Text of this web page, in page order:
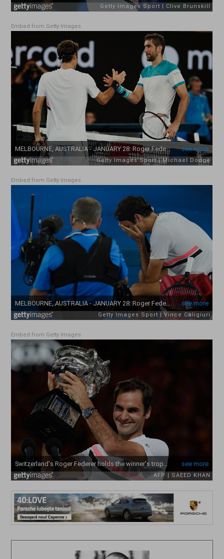
Embed from Getty Images
Embed from Getty Images
Embed from Getty Images